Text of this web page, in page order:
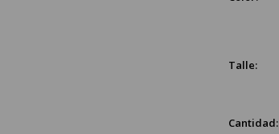
Talle:
Cantidad: